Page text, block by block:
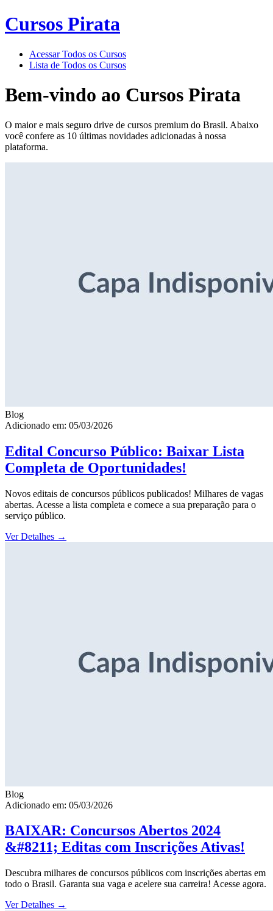
Cursos Pirata
Acessar Todos os Cursos
Lista de Todos os Cursos
Bem-vindo ao Cursos Pirata
O maior e mais seguro drive de cursos premium do Brasil. Abaixo
você confere as 10 últimas novidades adicionadas à nossa
plataforma.
Blog
Adicionado em: 05/03/2026
Edital Concurso Público: Baixar Lista
Completa de Oportunidades!
Novos editais de concursos públicos publicados! Milhares de vagas
abertas. Acesse a lista completa e comece a sua preparação para o
serviço público.
Ver Detalhes →
Blog
Adicionado em: 05/03/2026
BAIXAR: Concursos Abertos 2024
&#8211; Editas com Inscrições Ativas!
Descubra milhares de concursos públicos com inscrições abertas em
todo o Brasil. Garanta sua vaga e acelere sua carreira! Acesse agora.
Ver Detalhes →